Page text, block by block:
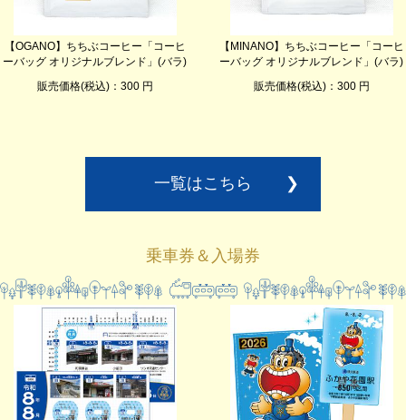
【OGANO】ちちぶコーヒー「コーヒ
ーバッグ オリジナルブレンド」(バラ)
販売価格(税込)：300 円
【MINANO】ちちぶコーヒー「コーヒ
ーバッグ オリジナルブレンド」(バラ)
販売価格(税込)：300 円
一覧はこちら ❯
乗車券＆入場券